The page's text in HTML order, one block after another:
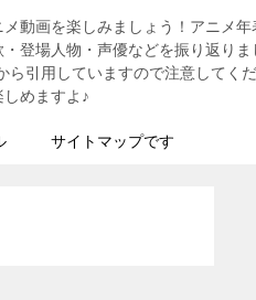
動画を楽しみましょう！アニメ
・登場人物・声優などを振り返り
ら引用していますので注意してく
めますよ♪
サイトマップです